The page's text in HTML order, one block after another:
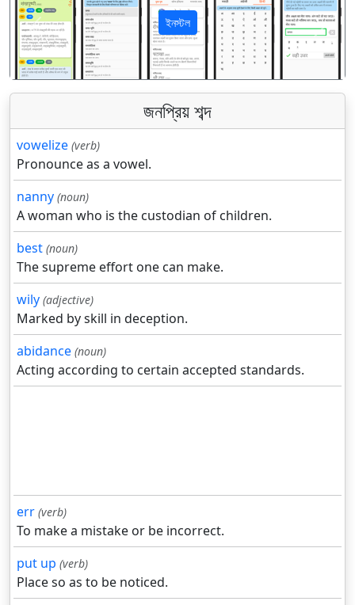
ইনস্টল
पिछला अगला
জনপ্রিয় শব্দ
vowelize (verb)
Pronounce as a vowel.
nanny (noun)
A woman who is the custodian of children.
best (noun)
The supreme effort one can make.
wily (adjective)
Marked by skill in deception.
abidance (noun)
Acting according to certain accepted standards.
err (verb)
To make a mistake or be incorrect.
put up (verb)
Place so as to be noticed.